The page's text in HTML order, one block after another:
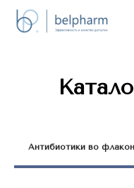
Антибиотики во